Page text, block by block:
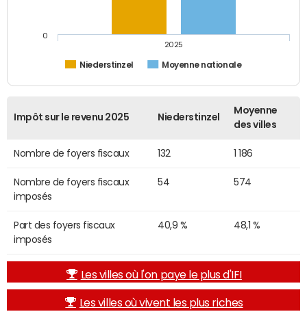
Niederstinzel Moyenne nationale
2025
0
Impôt sur le revenu 2025 Niederstinzel
Moyenne
des villes
Nombre de foyers fiscaux 132 1 186
Nombre de foyers fiscaux
imposés
54 574
Part des foyers fiscaux
imposés
40,9 % 48,1 %
Les villes où l'on paye le plus d'IFI
Les villes où vivent les plus riches